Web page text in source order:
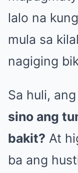
lalo na
mula sa
nagiging
Sa huli,
sino ang
bakit? At
ba ang